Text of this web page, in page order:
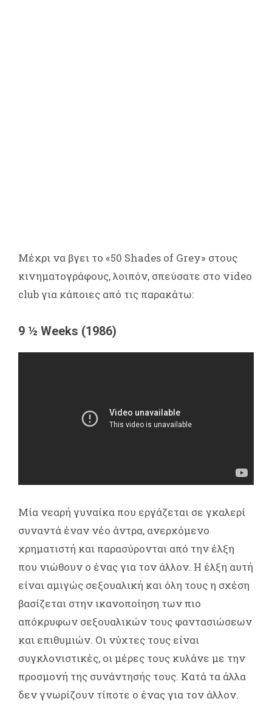
Μέχρι να βγει το «50 Shades of Grey» στους
κινηματογράφους, λοιπόν, σπεύσατε στο video
club για κάποιες από τις παρακάτω:
9 ½ Weeks (1986)
Μία νεαρή γυναίκα που εργάζεται σε γκαλερί
συναντά έναν νέο άντρα, ανερχόμενο
χρηματιστή και παρασύρονται από την έλξη
που νιώθουν ο ένας για τον άλλον. Η έλξη αυτή
είναι αμιγώς σεξουαλική και όλη τους η σχέση
βασίζεται στην ικανοποίηση των πιο
απόκρυφων σεξουαλικών τους φαντασιώσεων
και επιθυμιών. Οι νύχτες τους είναι
συγκλονιστικές, οι μέρες τους κυλάνε με την
προσμονή της συνάντησής τους. Κατά τα άλλα
δεν γνωρίζουν τίποτε ο ένας για τον άλλον.